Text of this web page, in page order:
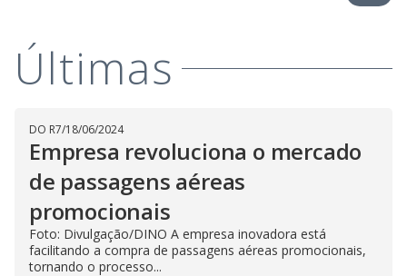
Últimas
DO R7/18/06/2024
Empresa revoluciona o mercado
de passagens aéreas
promocionais
Foto: Divulgação/DINO A empresa inovadora está
facilitando a compra de passagens aéreas promocionais,
tornando o processo...